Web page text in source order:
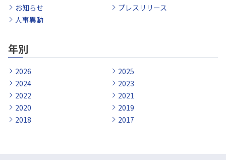
お知らせ
プレスリリース
人事異動
年別
2026
2025
2024
2023
2022
2021
2020
2019
2018
2017